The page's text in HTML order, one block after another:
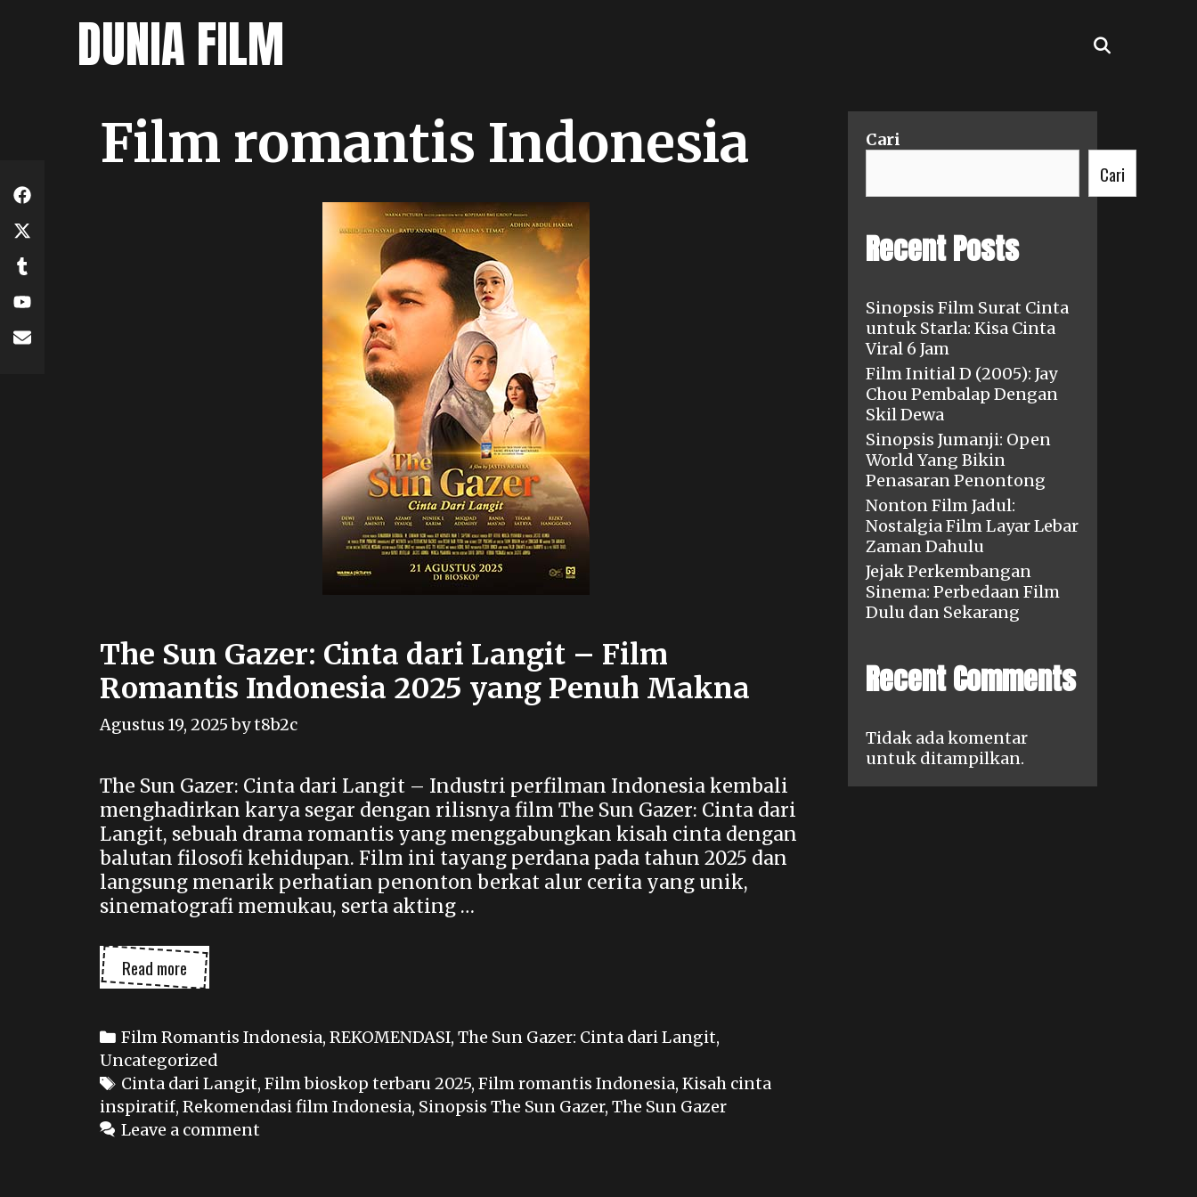
DUNIA FILM
Film romantis Indonesia
The Sun Gazer: Cinta dari Langit – Film
Romantis Indonesia 2025 yang Penuh Makna
Agustus 19, 2025 byt8b2c
The Sun Gazer: Cinta dari Langit – Industri perfilman Indonesia kembali
menghadirkan karya segar dengan rilisnya film The Sun Gazer: Cinta dari
Langit, sebuah drama romantis yang menggabungkan kisah cinta dengan
balutan filosofi kehidupan. Film ini tayang perdana pada tahun 2025 dan
langsung menarik perhatian penonton berkat alur cerita yang unik,
sinematografi memukau, serta akting …
Read more The
Sun
Cinta
dari
Langit
–
Film
Romantis
Categories
Film Romantis Indonesia, REKOMENDASI, The Sun Gazer: Cinta dari Langit,
Uncategorized
Tags
Cinta dari Langit, Film bioskop terbaru 2025, Film romantis Indonesia, Kisah cinta
inspiratif, Rekomendasi film Indonesia, Sinopsis The Sun Gazer, The Sun Gazer
Leave a comment
Cari
Cari
Recent Posts
Sinopsis Film Surat Cinta
untuk Starla: Kisa Cinta
Viral 6 Jam
Film Initial D (2005): Jay
Chou Pembalap Dengan
Skil Dewa
Sinopsis Jumanji: Open
World Yang Bikin
Penasaran Penontong
Nonton Film Jadul:
Nostalgia Film Layar Lebar
Zaman Dahulu
Jejak Perkembangan
Sinema: Perbedaan Film
Dulu dan Sekarang
Recent Comments
Tidak ada komentar
untuk ditampilkan.